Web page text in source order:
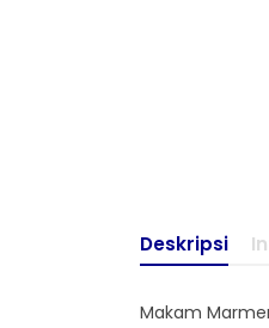
Deskripsi
Makam